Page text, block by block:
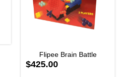
Flipee Brain Battle
$425.00